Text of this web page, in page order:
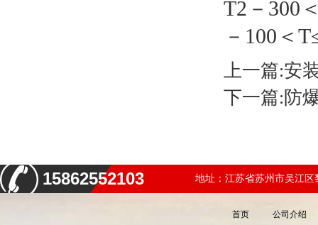
T2－300
－100＜
上一篇:安
下一篇: 防
15862552103 地址：江苏省苏州市吴江区
首页 公司介绍